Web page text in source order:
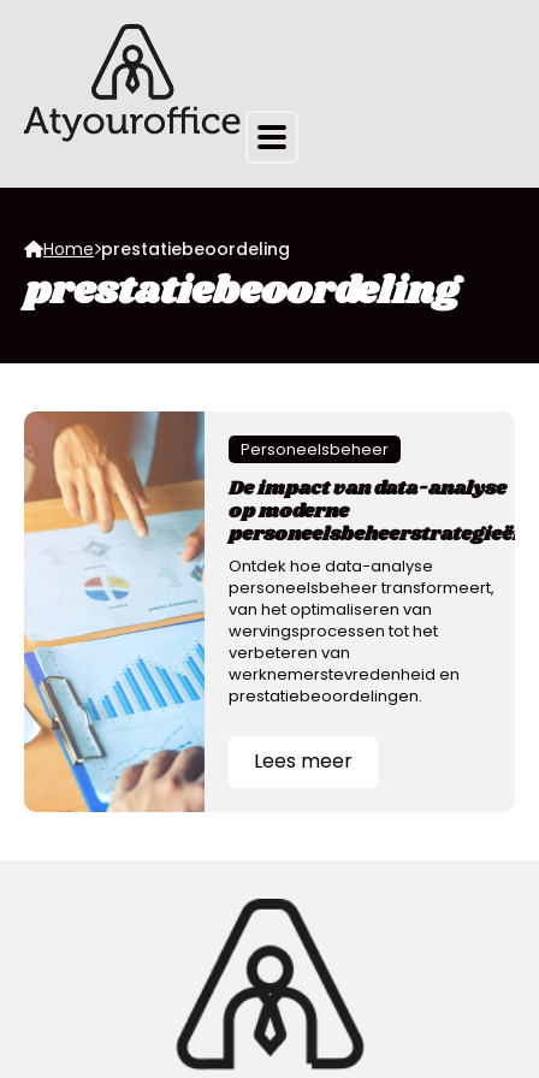
Home prestatiebeoordeling
prestatiebeoordeling
Personeelsbeheer
De impact van data-analyse
op moderne
personeelsbeheerstrategieën
Ontdek hoe data-analyse
personeelsbeheer transformeert,
van het optimaliseren van
wervingsprocessen tot het
verbeteren van
werknemerstevredenheid en
prestatiebeoordelingen.
Lees meer